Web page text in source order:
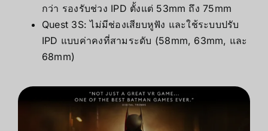
กว่า รองรับช่วง IPD ตั้งแต่ 53mm ถึง 75mm
Quest 3S: ไม่มีช่องเสียบหูฟัง และใช้ระบบปรับ
IPD แบบค่าคงที่สามระดับ (58mm, 63mm, และ
68mm)